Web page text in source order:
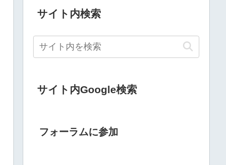
サイト内検索
サイト内Google検索
フォーラムに参加